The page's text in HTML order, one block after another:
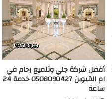
أفضل شركة جلي وتلميع رخام في
ام القيوين 0508090427 خدمة 24
ساعة